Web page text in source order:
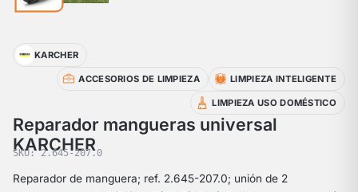
KARCHER
ACCESORIOS DE LIMPIEZA LIMPIEZA INTELIGENTE
LIMPIEZA USO DOMÉSTICO
Reparador mangueras universal
KARCHER
SKU: 2.645-207.0
Reparador de manguera; ref. 2.645-207.0; unión de 2